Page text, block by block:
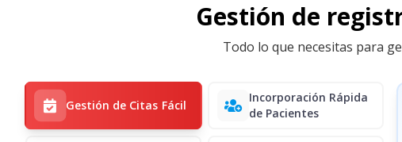
Gestión de
Todo lo que necesitas para
Gestión de Citas Fácil
Incorporación Rápida
de Pacientes